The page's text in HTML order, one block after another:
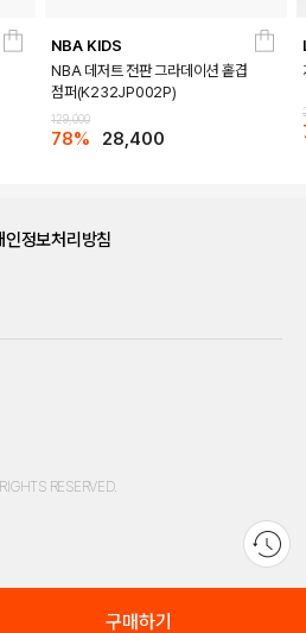
NBA KIDS
NBA 데저트 전판 그라데이션 홑겹
점퍼(K232JP002P)
129,000
78% 28,400
구매하기
인정보처리방침
현동, 한세엠케이빌딩)
남-04239
토/일/공휴일 휴무)
RESERVED.